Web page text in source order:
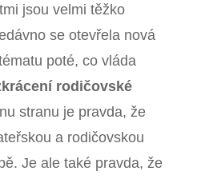
jsou velmi těžko
se otevřela nová
poté, co vláda
rodičovské
stranu je pravda, že
a rodičovskou
Je ale také pravda, že